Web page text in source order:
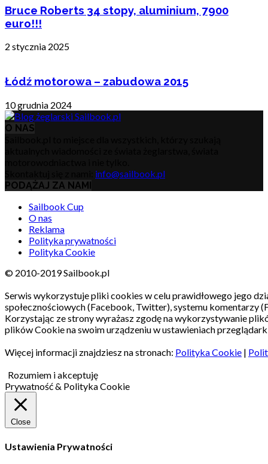
Bruce Roberts 34 stopy, aluminium, 7900
euro!!!
2 stycznia 2025
Łódź motorowa – zabudowa 2015
10 grudnia 2024
O NAS
info@sailbook.pl
PODĄŻAJ ZA NAMI
Sailbook Cup
O nas
Reklama
Polityka prywatności
Polityka Cookie
© 2010-2019 Sailbook.pl
Serwis wykorzystuje pliki cookies w celu prawidłowego jego
społecznościowych (Facebook, Twitter), systemu komentarzy
Korzystając ze strony wyrażasz zgodę na wykorzystywanie
plików Cookie na swoim urządzeniu w ustawieniach
Więcej informacji znajdziesz na stronach: Polityka Cookie |
Rozumiem i akceptuję
Prywatność & Polityka Cookie
Close
Ustawienia Prywatności